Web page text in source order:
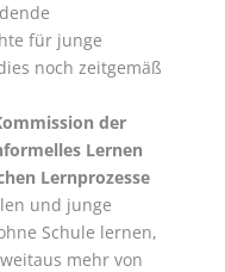
für junge
noch zeitgemäß
der
Lernen
Lernprozesse
und junge
Schule lernen,
mehr von